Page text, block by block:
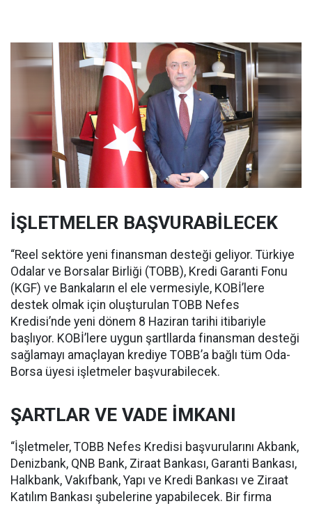
İŞLETMELER BAŞVURABİLECEK
“Reel sektöre yeni finansman desteği geliyor. Türkiye
Odalar ve Borsalar Birliği (TOBB), Kredi Garanti Fonu
(KGF) ve Bankaların el ele vermesiyle, KOBİ’lere
destek olmak için oluşturulan TOBB Nefes
Kredisi’nde yeni dönem 8 Haziran tarihi itibariyle
başlıyor. KOBİ’lere uygun şartllarda finansman desteği
sağlamayı amaçlayan krediye TOBB’a bağlı tüm Oda-
Borsa üyesi işletmeler başvurabilecek.
ŞARTLAR VE VADE İMKANI
“İşletmeler, TOBB Nefes Kredisi başvurularını Akbank,
Denizbank, QNB Bank, Ziraat Bankası, Garanti Bankası,
Halkbank, Vakıfbank, Yapı ve Kredi Bankası ve Ziraat
Katılım Bankası şubelerine yapabilecek. Bir firma